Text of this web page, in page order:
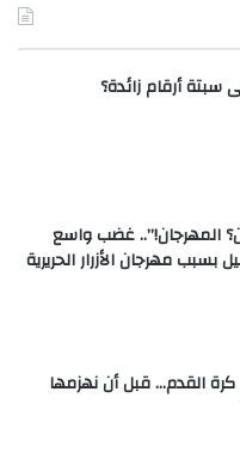
سبتة أرقام زائدة؟
المهرجان!”.. غضب واسع
مهرجان الأزرار الحريرية
القدم… قبل أن نهزمها